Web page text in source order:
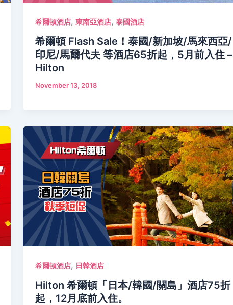
希爾頓酒店,東南亞酒店,泰國酒店
希爾頓 Flash Sale！泰國/新加坡/馬來西亞/
印尼/馬爾代夫 等酒店65折起，5月前入住 –
Hilton
November 13, 2018
希爾頓酒店, 日韓酒店
Hilton 希爾頓「日本/韓國/關島」酒店75折
起，12月底前入住。